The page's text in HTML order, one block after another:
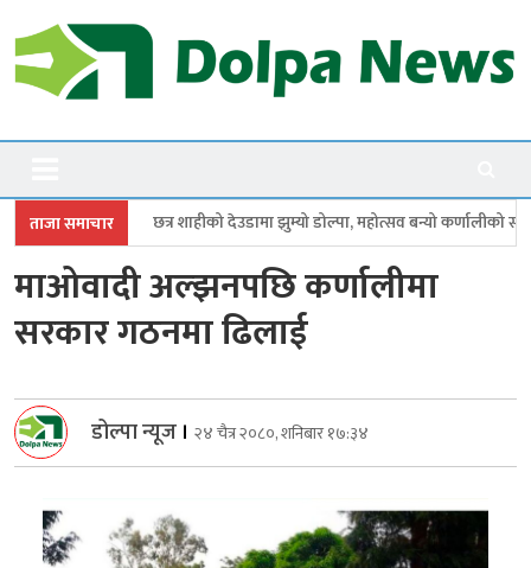
to
content
Dolpanews
ताजा समाचार
देउडामा झुम्यो डोल्पा, महोत्सव बन्यो कर्णालीको सांगीतिक उत्सव
माओवादी अल्झनपछि कर्णालीमा
सरकार गठनमा ढिलाई
डोल्पा न्यूज । २४ चैत्र २०८०, शनिबार १७:३४